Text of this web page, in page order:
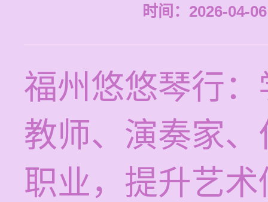
时间：2026-04-
福州悠悠琴行
教师、演奏家
职业，提升艺